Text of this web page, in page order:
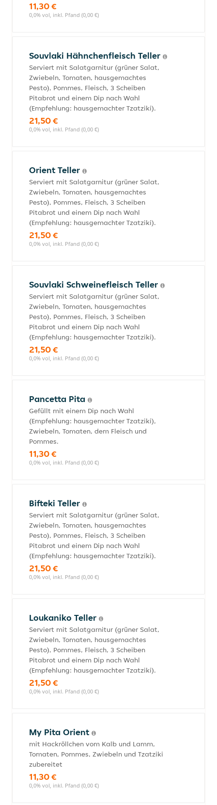
11,30 €
0,0% vol, inkl. Pfand (0,00 €)
Souvlaki Hähnchenfleisch Teller
Serviert mit Salatgarnitur (grüner Salat,
Zwiebeln, Tomaten, hausgemachtes
Pesto), Pommes, Fleisch, 3 Scheiben
Pitabrot und einem Dip nach Wahl
(Empfehlung: hausgemachter Tzatziki).
21,50 €
0,0% vol, inkl. Pfand (0,00 €)
Orient Teller
Serviert mit Salatgarnitur (grüner Salat,
Zwiebeln, Tomaten, hausgemachtes
Pesto), Pommes, Fleisch, 3 Scheiben
Pitabrot und einem Dip nach Wahl
(Empfehlung: hausgemachter Tzatziki).
21,50 €
0,0% vol, inkl. Pfand (0,00 €)
Souvlaki Schweinefleisch Teller
Serviert mit Salatgarnitur (grüner Salat,
Zwiebeln, Tomaten, hausgemachtes
Pesto), Pommes, Fleisch, 3 Scheiben
Pitabrot und einem Dip nach Wahl
(Empfehlung: hausgemachter Tzatziki).
21,50 €
0,0% vol, inkl. Pfand (0,00 €)
Pancetta Pita
Gefüllt mit einem Dip nach Wahl
(Empfehlung: hausgemachter Tzatziki),
Zwiebeln, Tomaten, dem Fleisch und
Pommes.
11,30 €
0,0% vol, inkl. Pfand (0,00 €)
Bifteki Teller
Serviert mit Salatgarnitur (grüner Salat,
Zwiebeln, Tomaten, hausgemachtes
Pesto), Pommes, Fleisch, 3 Scheiben
Pitabrot und einem Dip nach Wahl
(Empfehlung: hausgemachter Tzatziki).
21,50 €
0,0% vol, inkl. Pfand (0,00 €)
Loukaniko Teller
Serviert mit Salatgarnitur (grüner Salat,
Zwiebeln, Tomaten, hausgemachtes
Pesto), Pommes, Fleisch, 3 Scheiben
Pitabrot und einem Dip nach Wahl
(Empfehlung: hausgemachter Tzatziki).
21,50 €
0,0% vol, inkl. Pfand (0,00 €)
My Pita Orient
mit Hackröllchen vom Kalb und Lamm,
Tomaten, Pommes, Zwiebeln und Tzatziki
zubereitet
11,30 €
0,0% vol, inkl. Pfand (0,00 €)